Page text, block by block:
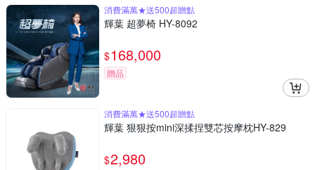
消費滿萬★送500超贈點
輝葉 超夢椅 HY-8092
$168,000
贈品
消費滿萬★送500超贈點
輝葉 狠狠按mini深揉捏雙芯按摩枕HY-829
$2,980